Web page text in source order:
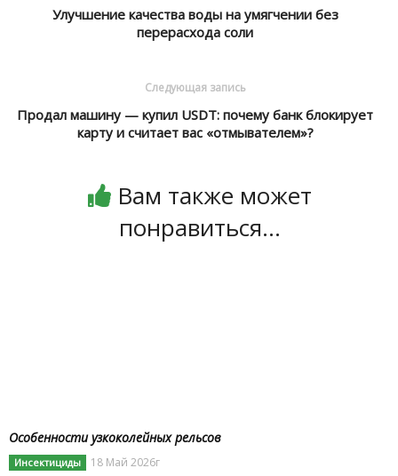
Улучшение качества воды на умягчении без
перерасхода соли
Следующая запись
Продал машину — купил USDT: почему банк блокирует
карту и считает вас «отмывателем»?
Вам также может
понравиться...
Особенности узкоколейных рельсов
Инсектициды 18 Май 2026г